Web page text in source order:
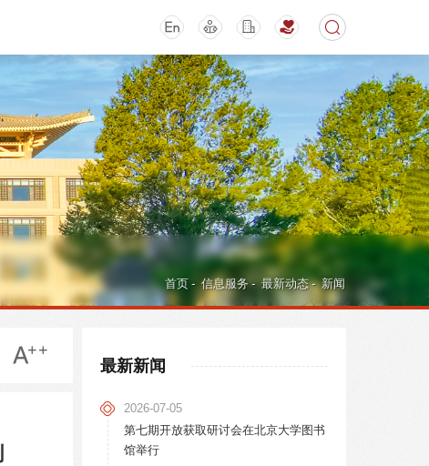
子期刊
活动讲座 首页 - 信息服务 - 最新动态 - 新闻
最新新闻
2026-07-05
第七期开放获取研讨会在北京大学图书
馆举行